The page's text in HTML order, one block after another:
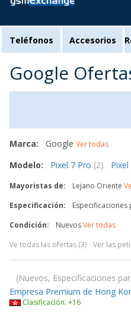
Teléfonos Accesorios
Google
Marca: Google Ver todas
Modelo: Pixel 7 Pro (2) Pixel
Mayoristas de: Lejano Oriente
Especificación:
Especificaciones
Condición:
NuevosVer todas
Ve todas las ofertas (3)
Ver las
Nuevos, Especificaciones
Empresa Premium de Hong
Clasificación: +16